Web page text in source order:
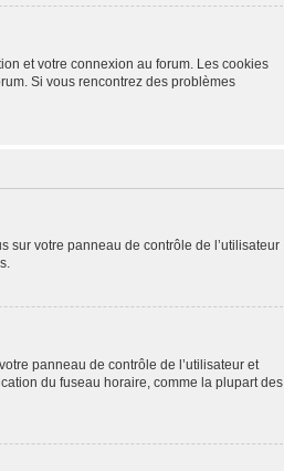
et votre connexion au forum. Les cookies
Si vous rencontrez des problèmes
sur votre panneau de contrôle de l’utilisateur
panneau de contrôle de l’utilisateur et
du fuseau horaire, comme la plupart des